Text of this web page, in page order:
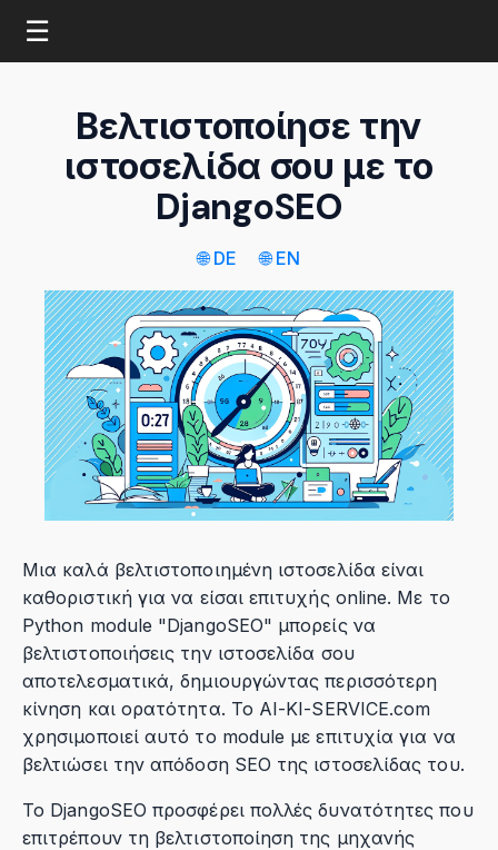
☰
Βελτιστοποίησε την
ιστοσελίδα σου με το
DjangoSEO
🌐 DE 🌐 EN
Μια καλά βελτιστοποιημένη ιστοσελίδα είναι
καθοριστική για να είσαι επιτυχής online. Με το
Python module "DjangoSEO" μπορείς να
βελτιστοποιήσεις την ιστοσελίδα σου
αποτελεσματικά, δημιουργώντας περισσότερη
κίνηση και ορατότητα. Το AI-KI-SERVICE.com
χρησιμοποιεί αυτό το module με επιτυχία για να
βελτιώσει την απόδοση SEO της ιστοσελίδας του.
Το DjangoSEO προσφέρει πολλές δυνατότητες που
επιτρέπουν τη βελτιστοποίηση της μηχανής